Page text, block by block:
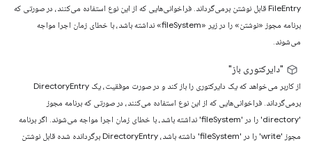
FileEntry قابل نوشتن برمی‌گرداند. فراخوانی‌هایی که از این نوع استفاده می‌کنند، در صورتی که
برنامه مجوز «نوشتن» را در زیر «fileSystem» نداشته باشد، با خطای زمان اجرا مواجه
می‌شوند.
"دایرکتوری باز"
از کاربر می‌خواهد که یک دایرکتوری را باز کند و در صورت موفقیت، یک DirectoryEntry
برمی‌گرداند. فراخوانی‌هایی که از این نوع استفاده می‌کنند، در صورتی که برنامه مجوز
'directory' را در 'fileSystem' نداشته باشد، با خطای زمان اجرا مواجه می‌شوند. اگر برنامه
مجوز 'write' را در 'fileSystem' داشته باشد، DirectoryEntry برگردانده شده قابل نوشتن